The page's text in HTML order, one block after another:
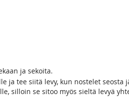
ja sekoita.
ja tee siitä levy, kun nostelet seosta
silloin se sitoo myös sieltä levyä